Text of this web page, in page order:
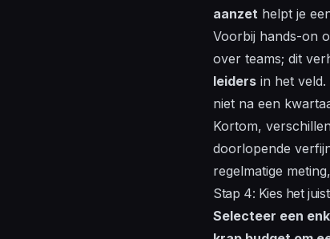
aanzet helpt je
Voorbij hands-on
over teams; dit
leiders in het
niet na een
Kortom,
doorlopende
regelmatige
Stap 4: Kies het
Selecteer een